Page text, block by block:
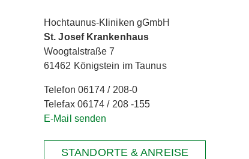
Hochtaunus-Kliniken gGmbH
St. Josef Krankenhaus
Woogtalstraße 7
61462 Königstein im Taunus
Telefon 06174 / 208-0
Telefax 06174 / 208 -155
E-Mail senden
STANDORTE & ANREISE